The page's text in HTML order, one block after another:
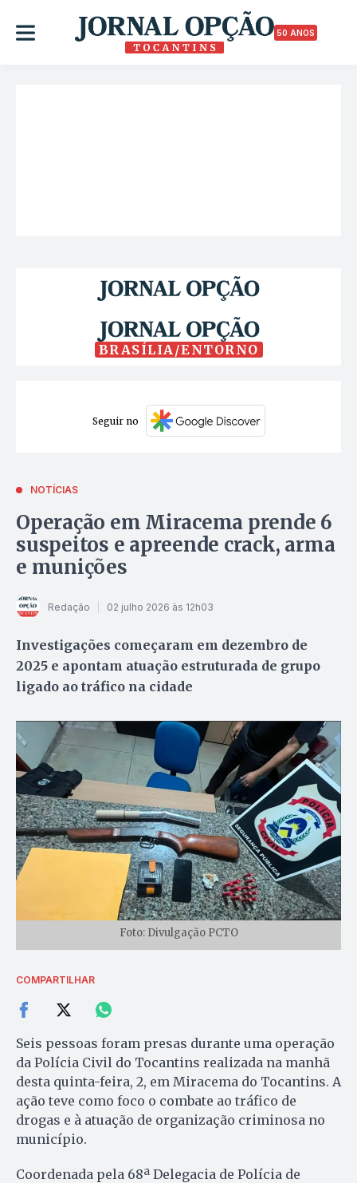
50 ANOS
BRASÍLIA/ENTORNO
Seguir no
NOTÍCIAS
Operação em Miracema prende 6
suspeitos e apreende crack, arma
e munições
Redação 02 julho 2026 às 12h03
Investigações começaram em dezembro de
2025 e apontam atuação estruturada de grupo
ligado ao tráfico na cidade
Foto: Divulgação PCTO
COMPARTILHAR
Seis pessoas foram presas durante uma operação
da Polícia Civil do Tocantins realizada na manhã
desta quinta-feira, 2, em Miracema do Tocantins. A
ação teve como foco o combate ao tráfico de
drogas e à atuação de organização criminosa no
município.
Coordenada pela 68ª Delegacia de Polícia de